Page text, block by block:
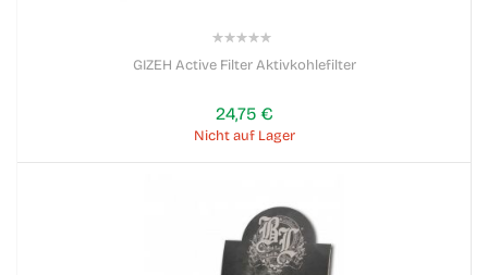
GIZEH Active Filter Aktivkohlefilter
24,75 €
Nicht auf Lager